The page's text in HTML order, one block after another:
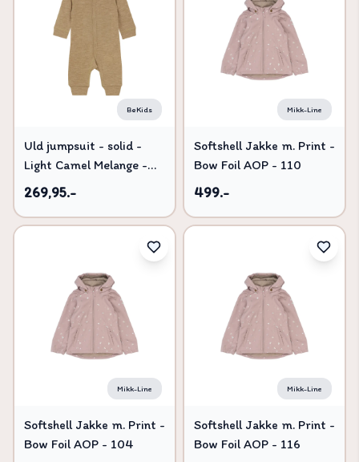
BeKids
Uld jumpsuit - solid -
Light Camel Melange -
80
269,95.-
Mikk-Line
Softshell Jakke m. Print -
Bow Foil AOP - 110
499.-
Mikk-Line
Softshell Jakke m. Print -
Bow Foil AOP - 104
Mikk-Line
Softshell Jakke m. Print -
Bow Foil AOP - 116